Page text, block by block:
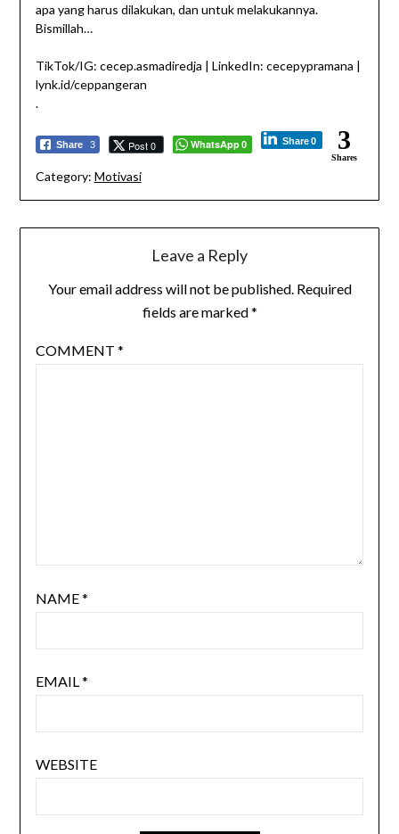
apa yang harus dilakukan, dan untuk melakukannya.
Bismillah…
TikTok/IG: cecep.asmadiredja | LinkedIn: cecepypramana |
lynk.id/ceppangeran
.
Share 3 Post 0 WhatsApp 0 Share 0 3
Shares
Category: Motivasi
Leave a Reply
Your email address will not be published. Required
fields are marked*
COMMENT *
NAME*
EMAIL*
WEBSITE